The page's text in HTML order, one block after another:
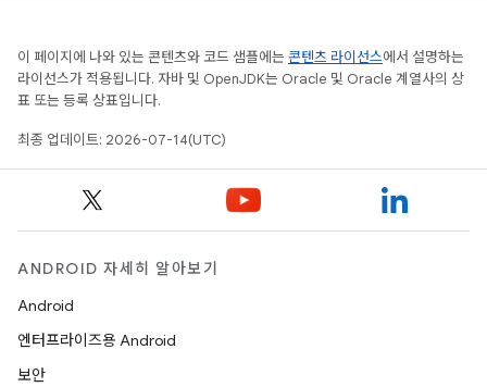
이 페이지에 나와 있는 콘텐츠와 코드 샘플에는 콘텐츠 라이선스에서 설명하는
라이선스가 적용됩니다. 자바 및 OpenJDK는 Oracle 및 Oracle 계열사의 상
표 또는 등록 상표입니다.
최종 업데이트: 2026-07-14(UTC)
ANDROID 자세히 알아보기
Android
엔터프라이즈용 Android
보안